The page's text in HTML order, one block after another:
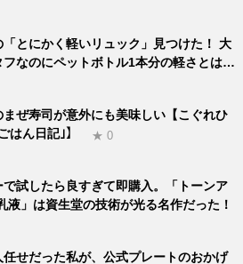
「とにかく軽いリュック」見つけた！ 大
フなのにペットボトル1本分の軽さとは…
まぜ寿司が意外にも美味しい【こぐれひ
はん日記｣】
★ 0
で試したら良すぎて即購入。「トーンア
液」は資生堂の技術が光る名作だった！
任せだった私が、公式プレートのおかげ